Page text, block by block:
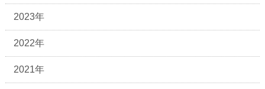
2023年
2022年
2021年